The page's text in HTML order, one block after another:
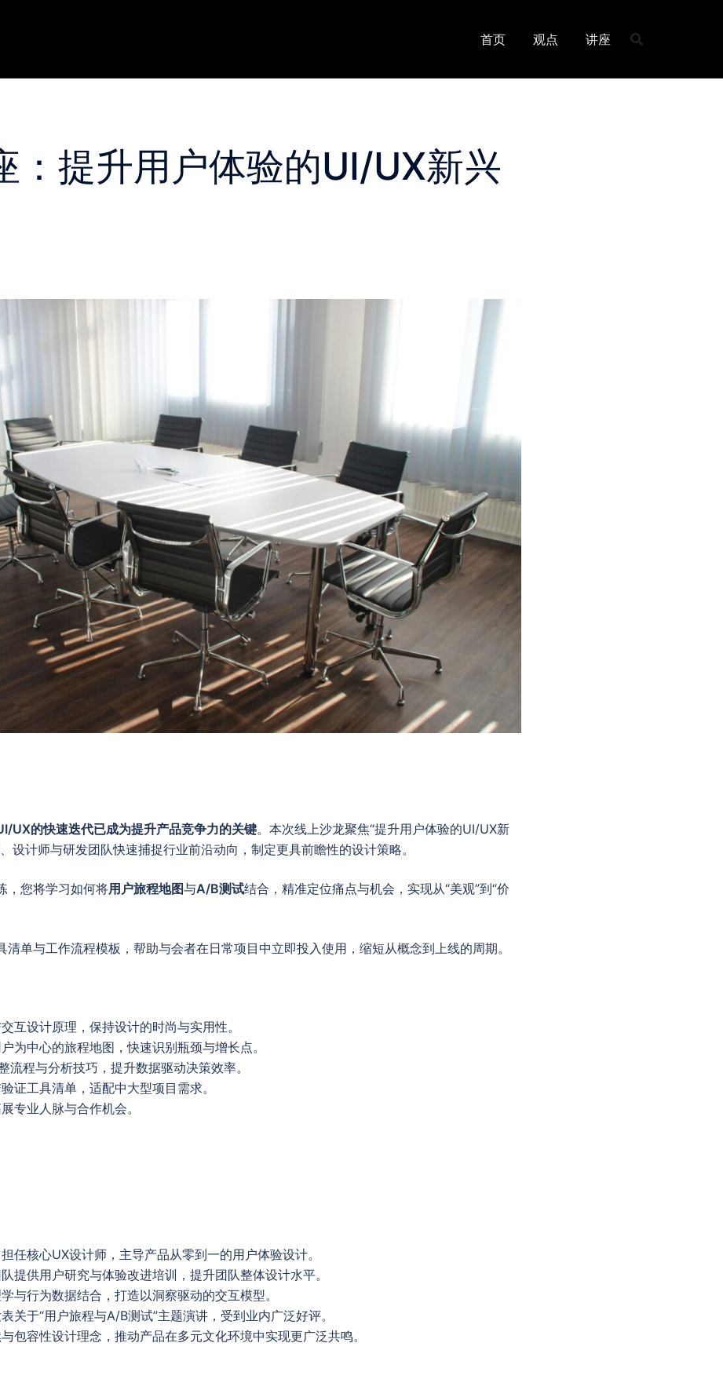
首页 观点 讲座
：提升用户体验的UI/UX新兴
UX的快速迭代已成为提升产品竞争力的关键。本次线上沙龙聚焦“提升用户体验的UI/UX新
设计师与研发团队快速捕捉行业前沿动向，制定更具前瞻性的设计策略。
，您将学习如何将用户旅程地图与A/B测试结合，精准定位痛点与机会，实现从“美观”到“价
清单与工作流程模板，帮助与会者在日常项目中立即投入使用，缩短从概念到上线的周期。
互设计原理，保持设计的时尚与实用性。
为中心的旅程地图，快速识别瓶颈与增长点。
流程与分析技巧，提升数据驱动决策效率。
证工具清单，适配中大型项目需求。
专业人脉与合作机会。
任核心UX设计师，主导产品从零到一的用户体验设计。
提供用户研究与体验改进培训，提升团队整体设计水平。
与行为数据结合，打造以洞察驱动的交互模型。
关于“用户旅程与A/B测试”主题演讲，受到业内广泛好评。
包容性设计理念，推动产品在多元文化环境中实现更广泛共鸣。